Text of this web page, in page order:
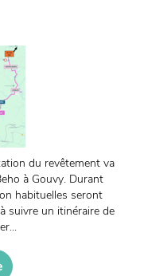
du revêtement va
à Gouvy. Durant
habituelles seront
suivre un itinéraire de